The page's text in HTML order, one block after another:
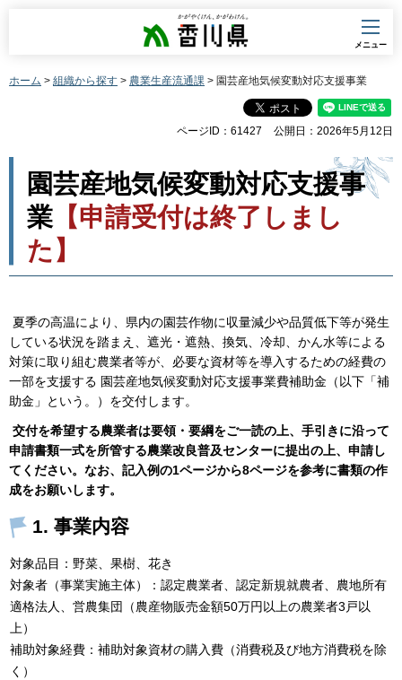
香川県
メニュー
ホーム > 組織から探す > 農業生産流通課 > 園芸産地気候変動対応支援事業
ページID：61427 公開日：2026年5月12日
園芸産地気候変動対応支援事
業 【申請受付は終了しまし
た】
夏季の高温により、県内の園芸作物に収量減少や品質低下等が発生
している状況を踏まえ、遮光・遮熱、換気、冷却、かん水等による
対策に取り組む農業者等が、必要な資材等を導入するための経費の
一部を支援する 園芸産地気候変動対応支援事業費補助金（以下「補
助金」という。）を交付します。
交付を希望する農業者は要領・要綱をご一読の上、手引きに沿って
申請書類一式を所管する農業改良普及センターに提出の上、申請し
てください。なお、記入例の1ページから8ページを参考に書類の作
成をお願いします。
1. 事業内容
対象品目：野菜、果樹、花き
対象者（事業実施主体）：認定農業者、認定新規就農者、農地所有
適格法人、営農集団（農産物販売金額50万円以上の農業者3戸以
上）
補助対象経費：補助対象資材の購入費（消費税及び地方消費税を除
く）